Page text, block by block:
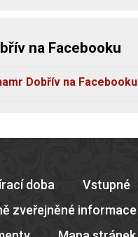
na Facebooku
Dobřív na Facebooku
doba
Vstupné
zveřejněné informace